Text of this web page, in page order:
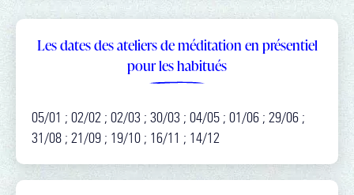
Les dates des ateliers de méditation en présentiel
pour les habitués
05/01 ; 02/02 ; 02/03 ; 30/03 ; 04/05 ; 01/06 ; 29/06 ;
31/08 ; 21/09 ; 19/10 ; 16/11 ; 14/12